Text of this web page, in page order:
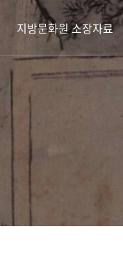
지방문화원 소장자료